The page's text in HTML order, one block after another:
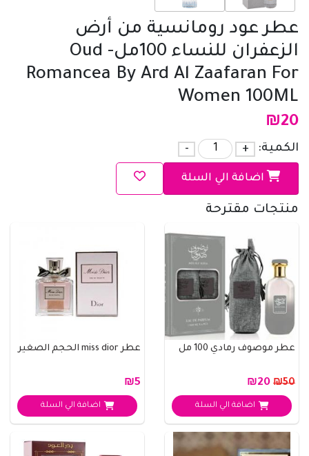
عطر عود رومانسية من أرض
الزعفران للنساء 100مل- Oud
Romancea By Ard Al Zaafaran For
Women 100ML
₪20
الكمية: +
-
اضافة الي السلة
منتجات مقترحة
عطر موصوف رمادي 100 مل
₪50
اضافة الي السلة
عطر miss dior الحجم الصغير
₪5
اضافة الي السلة